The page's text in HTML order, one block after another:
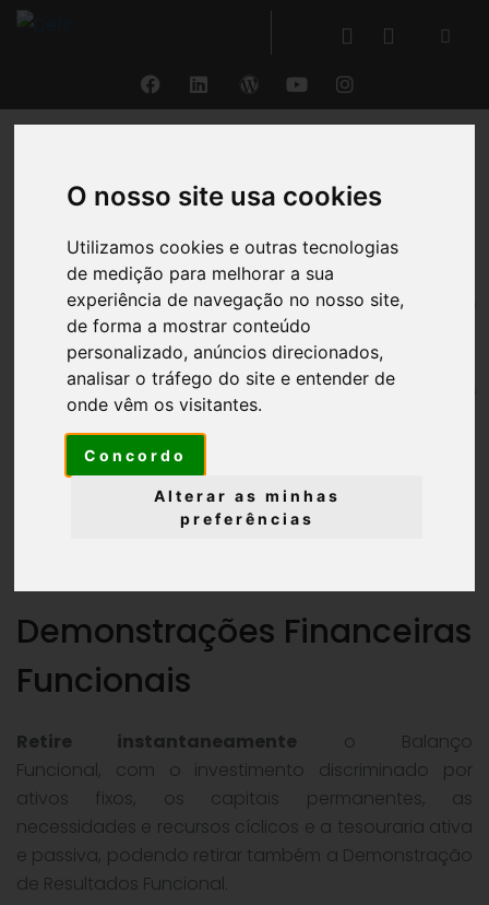
O nosso site usa cookies
Utilizamos cookies e outras tecnologias
de medição para melhorar a sua
experiência de navegação no nosso site,
de forma a mostrar conteúdo
personalizado, anúncios direcionados,
analisar o tráfego do site e entender de
onde vêm os visitantes.
Concordo
Alterar as minhas
preferências
Análise Financeira
Com o DEFIR®,a partir da simples importação de
um balancetee com a indicação de um número
reduzido de informações adicionais, tenha
automático às Demonstrações Financeiras
Funcionaisda sua entidade
indicadores financeiros de base
performanceda sua empresa com análises
mensais, trimestrais, semestrais e anuais.
Demonstrações Financeiras
Funcionais
Retire instantaneamente o Balanço
Funcional, com o investimento discriminado por
ativos fixos, os capitais permanentes, as
necessidades e recursos cíclicos e a tesouraria ativa
e passiva, podendo retirar também a Demonstração
de Resultados Funcional.